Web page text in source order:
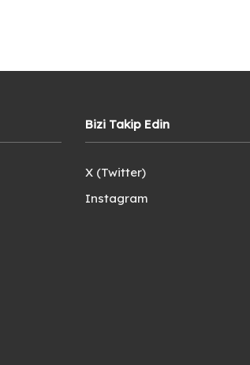
Bizi Takip Edin
X (Twitter)
Instagram